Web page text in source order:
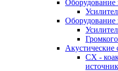
Оборудование
Оборудование
Акустические
CX -